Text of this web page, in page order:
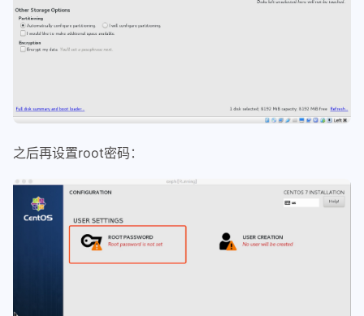
之后再设置root密码：